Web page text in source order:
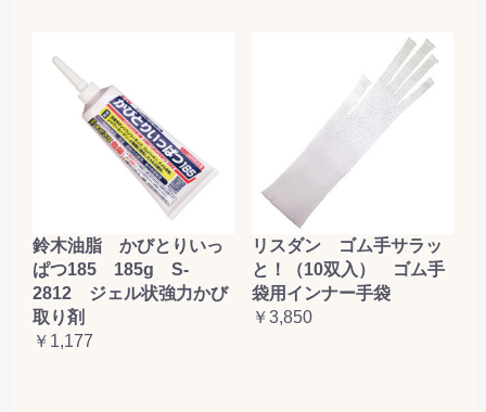
鈴木油脂 かびとりいっ
ぱつ185 185g S-
2812 ジェル状強力かび
取り剤
￥1,177
リスダン ゴム手サラッ
と！（10双入） ゴム手
袋用インナー手袋
￥3,850